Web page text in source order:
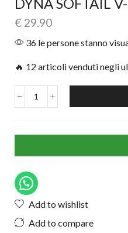
€ 29.90
36 le persone stanno
🔥 12 articoli venduti negli
Add to wishlist
Add to compare